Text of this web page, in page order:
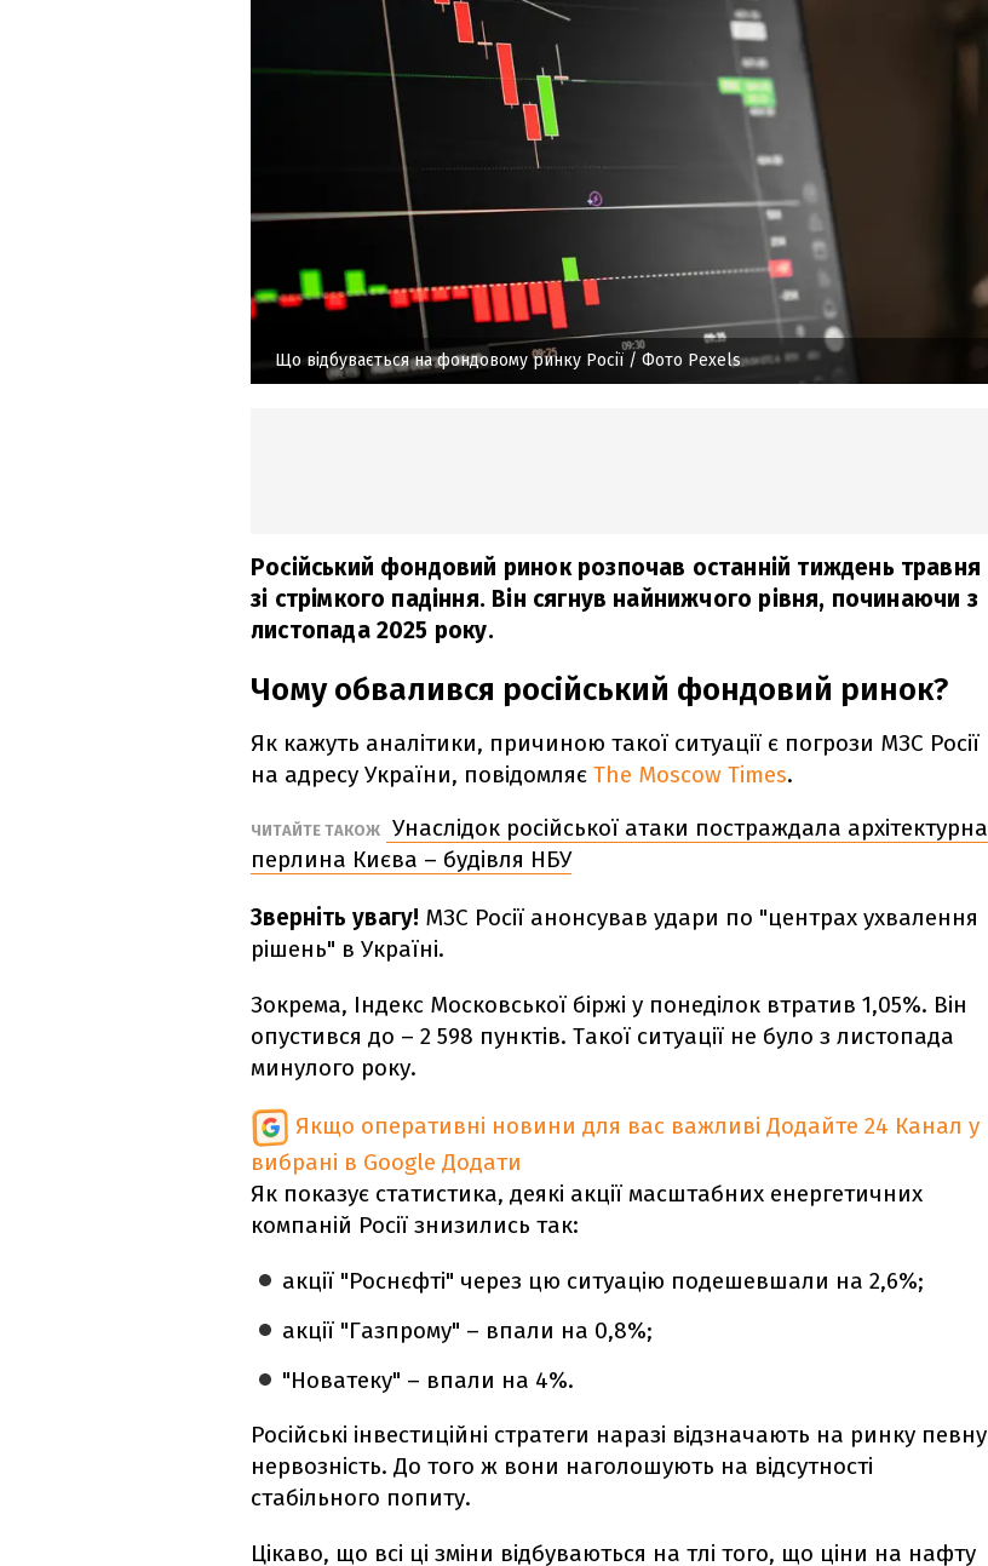
Що відбувається на фондовому ринку Росії / Фото Pexels
Російський фондовий ринок розпочав останній тиждень травня
зі стрімкого падіння. Він сягнув найнижчого рівня, починаючи з
листопада 2025 року.
Чому обвалився російський фондовий ринок?
Як кажуть аналітики, причиною такої ситуації є погрози МЗС Росії
на адресу України, повідомляє The Moscow Times.
ЧИТАЙТЕ ТАКОЖ
Унаслідок російської атаки постраждала архітектурна
перлина Києва – будівля НБУ
Зверніть увагу! МЗС Росії анонсував удари по "центрах ухвалення
рішень" в Україні.
Зокрема, Індекс Московської біржі у понеділок втратив 1,05%. Він
опустився до – 2 598 пунктів. Такої ситуації не було з листопада
минулого року.
Якщо оперативні новини для вас важливі Додайте 24 Канал у
вибрані в Google Додати
Як показує статистика, деякі акції масштабних енергетичних
компаній Росії знизились так:
акції "Роснєфті" через цю ситуацію подешевшали на 2,6%;
акції "Газпрому" – впали на 0,8%;
"Новатеку" – впали на 4%.
Російські інвестиційні стратеги наразі відзначають на ринку певну
нервозність. До того ж вони наголошують на відсутності
стабільного попиту.
Цікаво, що всі ці зміни відбуваються на тлі того, що ціни на нафту